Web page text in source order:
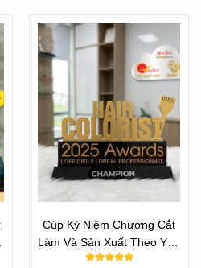
Cúp Kỷ Niệm Chương Cắt
Làm Và Sản Xuất Theo Yêu
Cầu - Mọi Chữ Cái